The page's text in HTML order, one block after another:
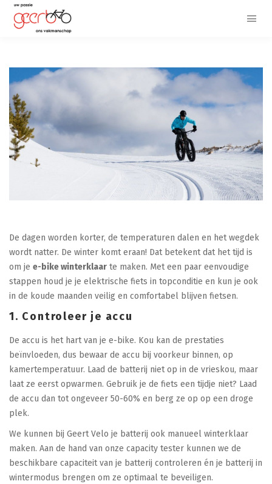
De dagen worden korter, de temperaturen dalen en het wegdek
wordt natter. De winter komt eraan! Dat betekent dat het tijd is
om je e-bike winterklaar te maken. Met een paar eenvoudige
stappen houd je je elektrische fiets in topconditie en kun je ook
in de koude maanden veilig en comfortabel blijven fietsen.
1. Controleer je accu
De accu is het hart van je e-bike. Kou kan de prestaties
beïnvloeden, dus bewaar de accu bij voorkeur binnen, op
kamertemperatuur. Laad de batterij niet op in de vrieskou, maar
laat ze eerst opwarmen. Gebruik je de fiets een tijdje niet? Laad
de accu dan tot ongeveer 50-60% en berg ze op op een droge
plek.
We kunnen bij Geert Velo je batterij ook manueel winterklaar
maken. Aan de hand van onze capacity tester kunnen we de
beschikbare capaciteit van je batterij controleren én je batterij in
wintermodus brengen om ze optimaal te beveiligen.